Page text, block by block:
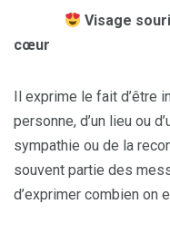
Visage
cœur
Il exprime le fait d’être
personne, d’un lieu ou
sympathie ou de la
souvent partie des
d’exprimer combien on